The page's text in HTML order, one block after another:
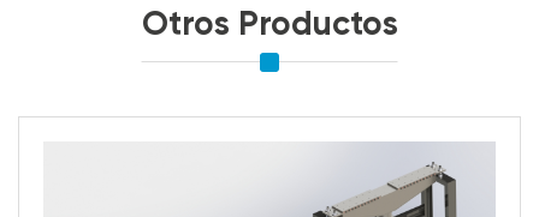
Otros Productos